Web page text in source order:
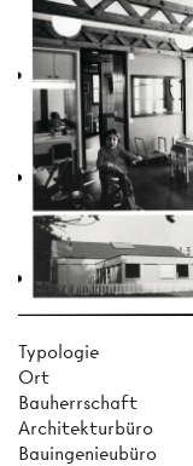
Typologie
Ort
Bauherrschaft
Architekturbüro
Bauingenieubüro